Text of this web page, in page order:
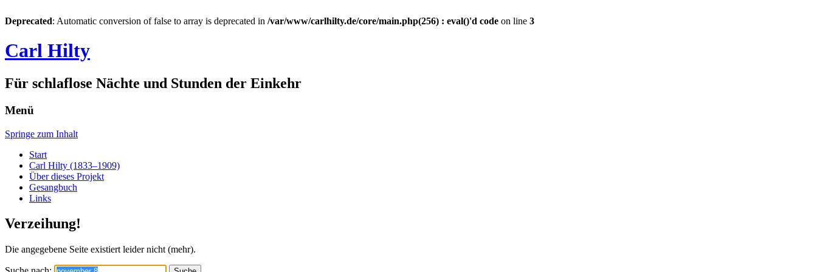
Deprecated: Automatic conversion of false to array is deprecated in /var/www/carlhilty.de/core/main.php(256) : eval()'d code on line 3
Carl Hilty
Für schlaflose Nächte und Stunden der Einkehr
Menü
Springe zum Inhalt
Start
Carl Hilty (1833–1909)
Über dieses Projekt
Gesangbuch
Links
Verzeihung!
Die angegebene Seite existiert leider nicht (mehr).